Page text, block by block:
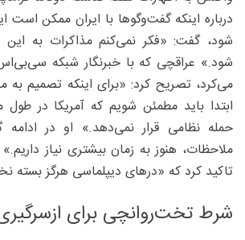
درباره اینکه گفت‌وگوها با ایران ممکن است
شود، گفت: «فکر نمی‌کنم مذاکرات به
شود.» عراقچی که با خبرنگار شبکه
می‌کرد، تصریح کرد: «برای اینکه تصمیم به
ابتدا باید مطمئن شویم که آمریکا در
حمله نظامی قرار نمی‌دهد.» او در
ملاحظات، هنوز به زمان بیشتری نیاز
تاکید کرد که «درهای دیپلماسی هرگز بسته
شرط تخت‌روانچی برای